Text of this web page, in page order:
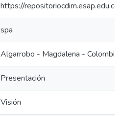
https://
spa
Algarrobo - Magdalena - Colombia
Presentación
Visión